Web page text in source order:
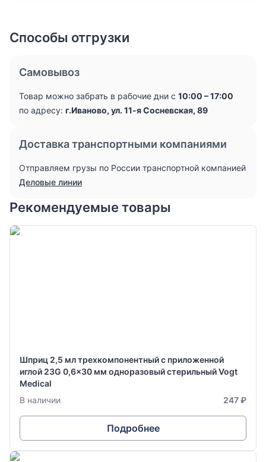
Способы отгрузки
Самовывоз
Товар можно забрать в рабочие дни с 10:00 – 17:00
по адресу: г.Иваново, ул. 11-я Сосневская, 89
Доставка транспортными компаниями
Отправляем грузы по России транспортной компанией
Деловые линии
Рекомендуемые товары
Шприц 2,5 мл трехкомпонентный с приложенной
иглой 23G 0,6x30 мм одноразовый стерильный Vogt
Medical
В наличии
247 ₽
Подробнее